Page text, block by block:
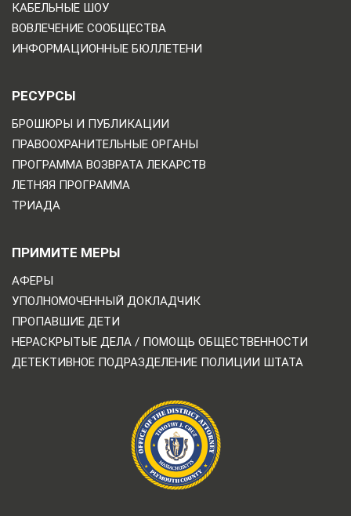
КАБЕЛЬНЫЕ ШОУ
ВОВЛЕЧЕНИЕ СООБЩЕСТВА
ИНФОРМАЦИОННЫЕ БЮЛЛЕТЕНИ
РЕСУРСЫ
БРОШЮРЫ И ПУБЛИКАЦИИ
ПРАВООХРАНИТЕЛЬНЫЕ ОРГАНЫ
ПРОГРАММА ВОЗВРАТА ЛЕКАРСТВ
ЛЕТНЯЯ ПРОГРАММА
ТРИАДА
ПРИМИТЕ МЕРЫ
АФЕРЫ
УПОЛНОМОЧЕННЫЙ ДОКЛАДЧИК
ПРОПАВШИЕ ДЕТИ
НЕРАСКРЫТЫЕ ДЕЛА / ПОМОЩЬ ОБЩЕСТВЕННОСТИ
ДЕТЕКТИВНОЕ ПОДРАЗДЕЛЕНИЕ ПОЛИЦИИ ШТАТА